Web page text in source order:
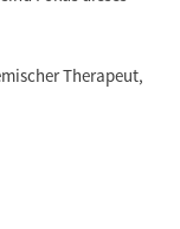
Therapeut,